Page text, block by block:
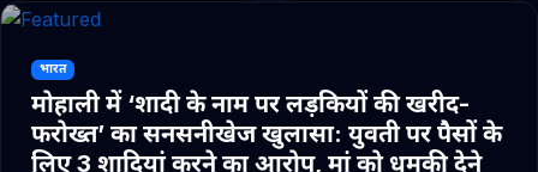
भारत
मोहाली में ‘शादी के नाम पर लड़कियों की खरीद-
फरोख्त’ का सनसनीखेज खुलासा: युवती पर पैसों के
लिए 3 शादियां करने का आरोप, मां को धमकी देने